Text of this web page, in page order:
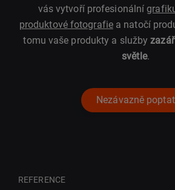
vás vytvoří profesionální
produktové fotografiea natočí
tomu vaše produkty a služby
světle.
Nezávazně poptat
REFERENCE